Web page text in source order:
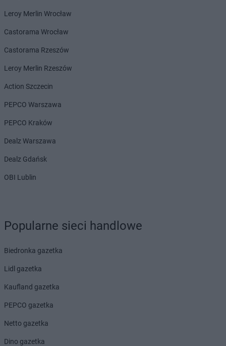
Leroy Merlin Wrocław
Castorama Wrocław
Castorama Rzeszów
Leroy Merlin Rzeszów
Action Szczecin
PEPCO Warszawa
PEPCO Kraków
Dealz Warszawa
Dealz Gdańsk
OBI Lublin
Popularne sieci handlowe
Biedronka gazetka
Lidl gazetka
Kaufland gazetka
PEPCO gazetka
Netto gazetka
Dino gazetka